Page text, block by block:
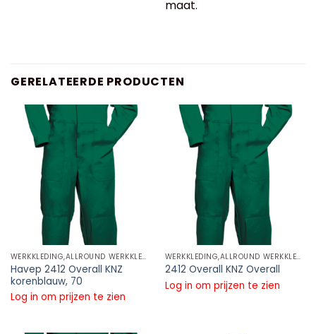
maat.
GERELATEERDE PRODUCTEN
WERKKLEDING,ALLROUND WERKKLEDING,OVERALLS
Havep 2412 Overall KNZ
korenblauw, 70
Log in om prijzen te zien
WERKKLEDING,ALLROUND WERKKLEDING,OVERALLS
2412 Overall KNZ Overall
Log in om prijzen te zien